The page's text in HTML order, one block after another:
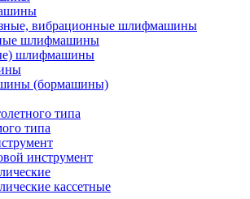
вибрационные шлифмашины
шлифмашины
шлифмашины
(бормашины)
типа
типа
инструмент
кассетные